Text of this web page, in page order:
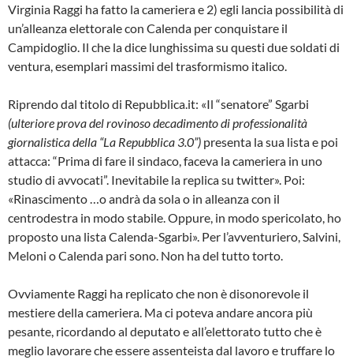
Virginia Raggi ha fatto la cameriera e 2) egli lancia possibilità di
un’alleanza elettorale con Calenda per conquistare il
Campidoglio. Il che la dice lunghissima su questi due soldati di
ventura, esemplari massimi del trasformismo italico.
Riprendo dal titolo di Repubblica.it: «Il “senatore” Sgarbi
(ulteriore prova del rovinoso decadimento di professionalità
giornalistica della “La Repubblica 3.0”) presenta la sua lista e poi
attacca: “Prima di fare il sindaco, faceva la cameriera in uno
studio di avvocati”. Inevitabile la replica su twitter». Poi:
«Rinascimento …o andrà da sola o in alleanza con il
centrodestra in modo stabile. Oppure, in modo spericolato, ho
proposto una lista Calenda-Sgarbi». Per l’avventuriero, Salvini,
Meloni o Calenda pari sono. Non ha del tutto torto.
Ovviamente Raggi ha replicato che non è disonorevole il
mestiere della cameriera. Ma ci poteva andare ancora più
pesante, ricordando al deputato e all’elettorato tutto che è
meglio lavorare che essere assenteista dal lavoro e truffare lo